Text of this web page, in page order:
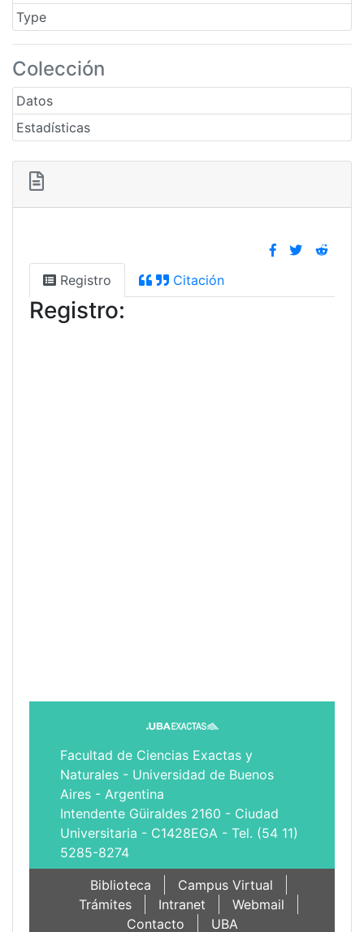
Type
Colección
Datos
Estadísticas
Registro Citación
Registro:
Facultad de Ciencias Exactas y
Naturales - Universidad de Buenos
Aires - Argentina
Intendente Güiraldes 2160 - Ciudad
Universitaria - C1428EGA - Tel. (54 11)
5285-8274
Biblioteca
Campus Virtual
Trámites
Intranet
Webmail
Contacto
UBA